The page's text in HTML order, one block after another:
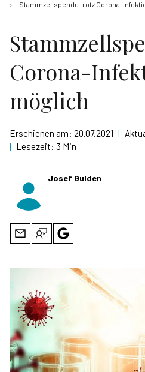
Stammzellspende trotz Corona-
Corona-
möglich
Erschienen am: 20.07.2021 |
| Lesezeit: 3 Min
Josef Gulden